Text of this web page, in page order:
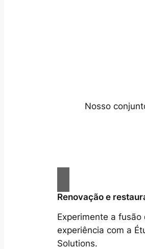
Nosso
Renovação e
Experimente a fusão
experiência com a
Solutions.